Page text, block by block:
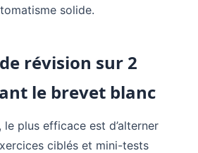
solide.
révision sur 2
le brevet blanc
, le plus efficace est d’alterner
ciblés et mini-tests